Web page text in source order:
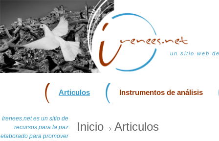
un sitio web
Articulos Instrumentos de análisis
Irenees.net es un sitio de
recursos para la paz
elaborado para promover
Inicio Articulos